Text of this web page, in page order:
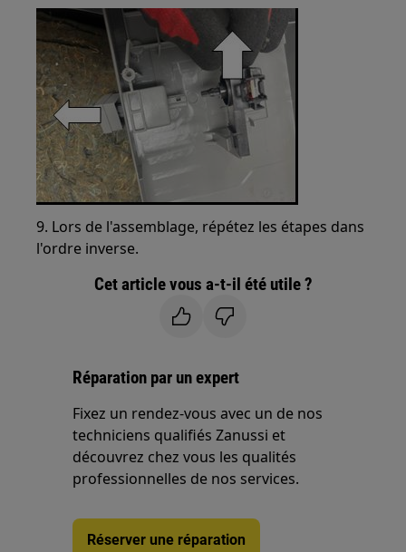
9. Lors de l'assemblage, répétez les étapes dans
l'ordre inverse.
Cet article vous a-t-il été utile ?
Réparation par un expert
Fixez un rendez-vous avec un de nos
techniciens qualifiés Zanussi et
découvrez chez vous les qualités
professionnelles de nos services.
Réserver une réparation